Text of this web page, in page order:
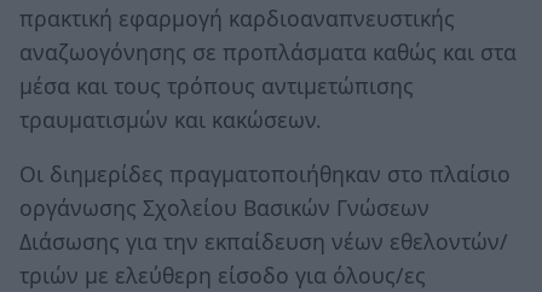
πρακτική εφαρμογή καρδιοαναπνευστικής
αναζωογόνησης σε προπλάσματα καθώς και στα
μέσα και τους τρόπους αντιμετώπισης
τραυματισμών και κακώσεων.
Οι διημερίδες πραγματοποιήθηκαν στο πλαίσιο
οργάνωσης Σχολείου Βασικών Γνώσεων
Διάσωσης για την εκπαίδευση νέων εθελοντών/
τριών με ελεύθερη είσοδο για όλους/ες